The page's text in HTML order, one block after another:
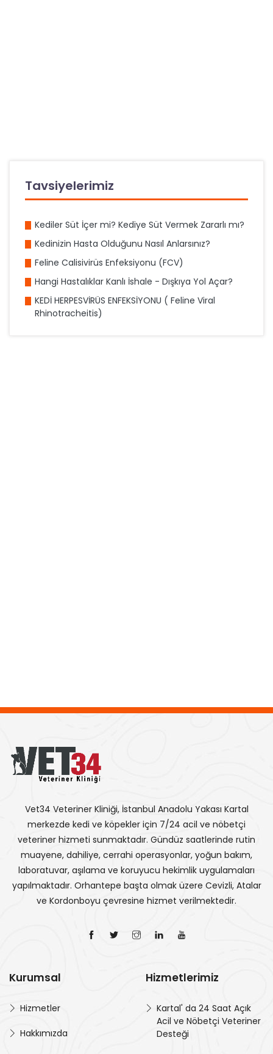
Tavsiyelerimiz
Kediler Süt İçer mi? Kediye Süt Vermek Zararlı mı?
Kedinizin Hasta Olduğunu Nasıl Anlarsınız?
Feline Calisivirüs Enfeksiyonu (FCV)
Hangi Hastalıklar Kanlı İshale - Dışkıya Yol Açar?
KEDİ HERPESVİRÜS ENFEKSİYONU ( Feline Viral
Rhinotracheitis)
Vet34 Veteriner Kliniği, İstanbul Anadolu Yakası Kartal
merkezde kedi ve köpekler için 7/24 acil ve nöbetçi
veteriner hizmeti sunmaktadır. Gündüz saatlerinde rutin
muayene, dahiliye, cerrahi operasyonlar, yoğun bakım,
laboratuvar, aşılama ve koruyucu hekimlik uygulamaları
yapılmaktadır. Orhantepe başta olmak üzere Cevizli, Atalar
ve Kordonboyu çevresine hizmet verilmektedir.
Kurumsal
Hizmetler
Hakkımızda
Hizmetlerimiz
Kartal' da 24 Saat Açık
Acil ve Nöbetçi Veteriner
Desteği